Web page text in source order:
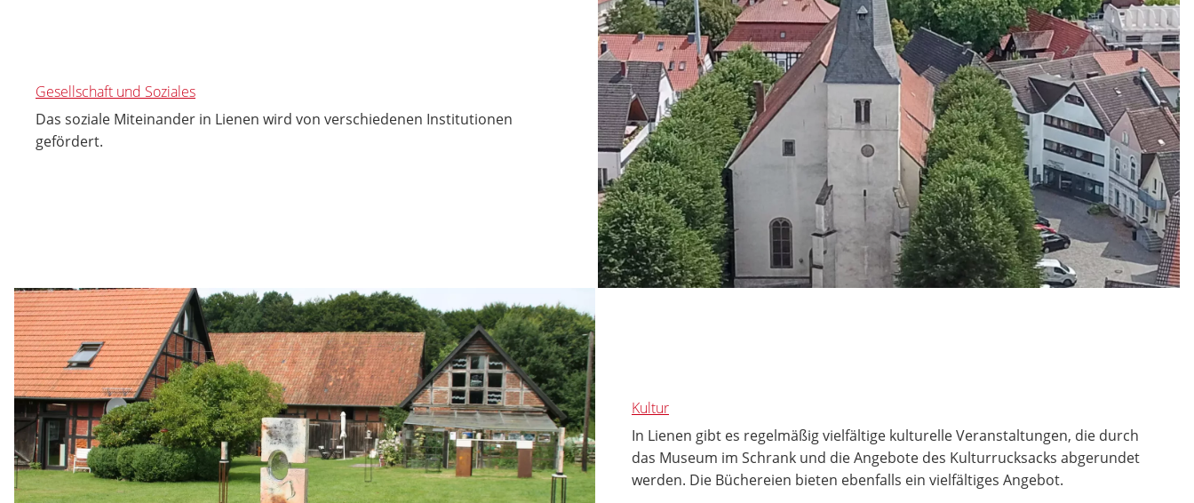
Gesellschaft und Soziales
Das soziale Miteinander in Lienen wird von verschiedenen Institutionen
gefördert.
Kultur
In Lienen gibt es regelmäßig vielfältige kulturelle Veranstaltungen, die durch
das Museum im Schrank und die Angebote des Kulturrucksacks abgerundet
werden. Die Büchereien bieten ebenfalls ein vielfältiges Angebot.